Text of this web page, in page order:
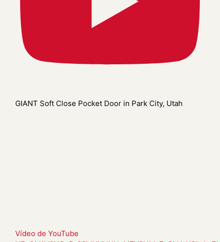
GIANT Soft Close Pocket Door in Park City, Utah
Vídeo de YouTube